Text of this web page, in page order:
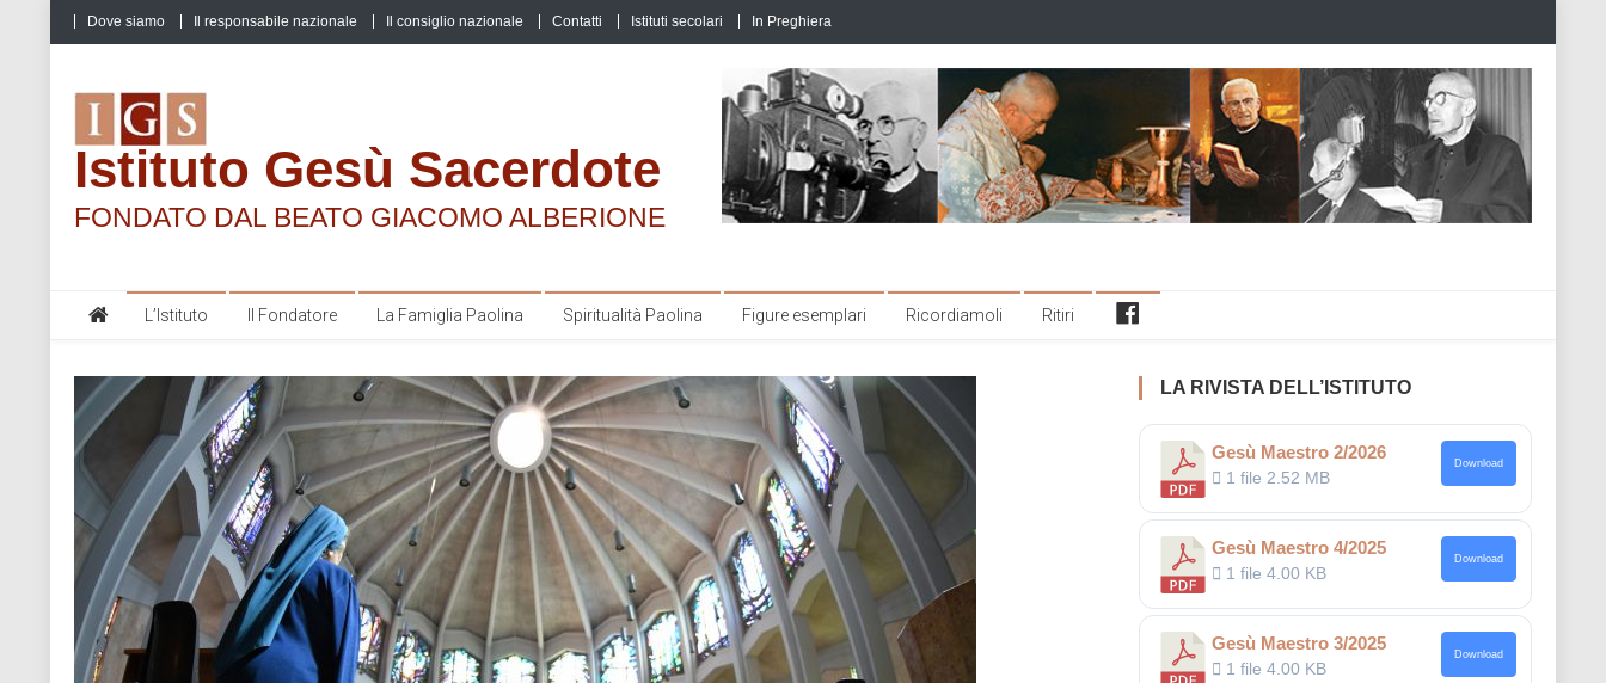
Skip
to
Dove siamo Il responsabile nazionale Il consiglio nazionale Contatti Istituti secolari In Preghiera
Istituto Gesù Sacerdote
FONDATO DAL BEATO GIACOMO ALBERIONE
L’Istituto Il Fondatore La Famiglia Paolina Spiritualità Paolina Figure esemplari Ricordiamoli Ritiri
LA RIVISTA DELL’ISTITUTO
Gesù Maestro 2/2026
1 file 2.52 MB
Download
Gesù Maestro 4/2025
1 file4.00 KB
Download
Gesù Maestro 3/2025
1 file4.00 KB
Download